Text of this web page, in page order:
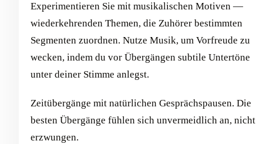
Experimentieren Sie mit musikalischen Motiven —
wiederkehrenden Themen, die Zuhörer bestimmten
Segmenten zuordnen. Nutze Musik, um Vorfreude zu
wecken, indem du vor Übergängen subtile Untertöne
unter deiner Stimme anlegst.
Zeitübergänge mit natürlichen Gesprächspausen. Die
besten Übergänge fühlen sich unvermeidlich an, nicht
erzwungen.